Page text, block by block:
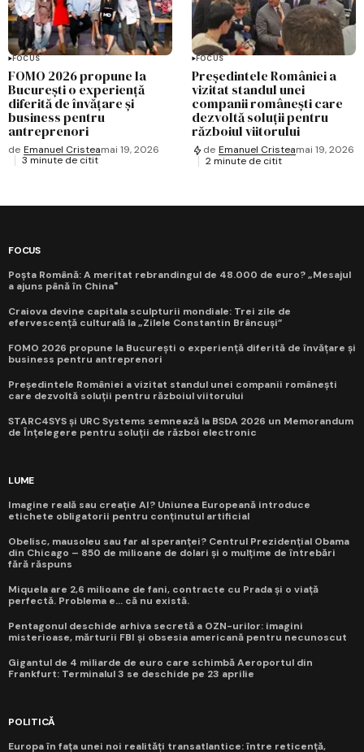
FOCUS
FOMO 2026 propune la
București o experiență
diferită de învățare și
business pentru
antreprenori
de Emanuel Cristeamai 19, 2026
3 minute de citit
FOCUS
Președintele României a
vizitat standul unei
companii românești care
dezvoltă soluții pentru
războiul viitorului
de Emanuel Cristeamai 19, 2026
2 minute de citit
FOCUS
Poșta Română: A meritat rebrandingul de 48.000 de euro? „Mesajul
a ajuns până în China"
Craiova devine capitala sculpturii mondiale: Trei zile de
efervescență culturală la „Zilele Constantin Brâncuși”
FOMO 2026 propune la București o experiență diferită de învățare și
business pentru antreprenori
Președintele României a vizitat standul unei companii românești
care dezvoltă soluții pentru războiul viitorului
STARC4SYS și URC Systems semnează la BSDA 2026 un Memorandum
de Înțelegere pentru soluții de război electronic
LUME
Imagine reală sau creație AI? Uniunea Europeană introduce
etichete obligatorii pentru conținutul artificial
Obelisc, mausoleu sau far al speranței? Centrul Prezidențial Obama
din Chicago – 850 de milioane de dolari și o mulțime de întrebări
fără răspuns
Miquela are 2,6 milioane de fani, contracte cu Prada și o viață
perfectă. Problema e... că nu există.
Pentagonul deschide arhiva secretă a OZN-urilor: imagini
misterioase, mărturii FBI și obsesia americană pentru necunoscut
Gigantul de 4 miliarde de euro care schimbă Aeroportul din
Frankfurt: Terminalul 3 se deschide pe 23 aprilie
POLITICĂ
Europa în fața unei noi realități transatlantice: între reticență,